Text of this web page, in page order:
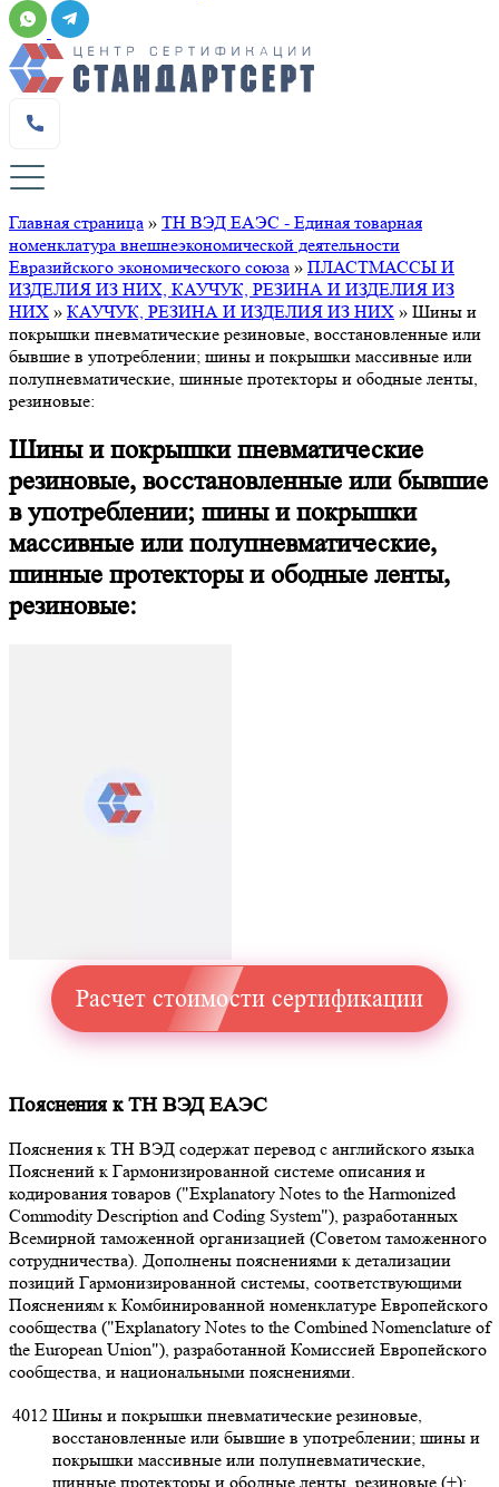
Главная страница » ТН ВЭД ЕАЭС - Единая товарная
номенклатура внешнеэкономической деятельности
Евразийского экономического союза » ПЛАСТМАССЫ И
ИЗДЕЛИЯ ИЗ НИХ, КАУЧУК, РЕЗИНА И ИЗДЕЛИЯ ИЗ
НИХ » КАУЧУК, РЕЗИНА И ИЗДЕЛИЯ ИЗ НИХ » Шины и
покрышки пневматические резиновые, восстановленные или
бывшие в употреблении; шины и покрышки массивные или
полупневматические, шинные протекторы и ободные ленты,
резиновые:
Шины и покрышки пневматические
резиновые, восстановленные или бывшие
в употреблении; шины и покрышки
массивные или полупневматические,
шинные протекторы и ободные ленты,
резиновые:
Расчет стоимости сертификации
Пояснения к ТН ВЭД ЕАЭС
Пояснения к ТН ВЭД содержат перевод с английского языка
Пояснений к Гармонизированной системе описания и
кодирования товаров ("Explanatory Notes to the Harmonized
Commodity Description and Coding System"), разработанных
Всемирной таможенной организацией (Советом таможенного
сотрудничества). Дополнены пояснениями к детализации
позиций Гармонизированной системы, соответствующими
Пояснениям к Комбинированной номенклатуре Европейского
сообщества ("Explanatory Notes to the Combined Nomenclature of
the European Union"), разработанной Комиссией Европейского
сообщества, и национальными пояснениями.
4012 Шины и покрышки пневматические резиновые,
восстановленные или бывшие в употреблении; шины и
покрышки массивные или полупневматические,
шинные протекторы и ободные ленты, резиновые (+):